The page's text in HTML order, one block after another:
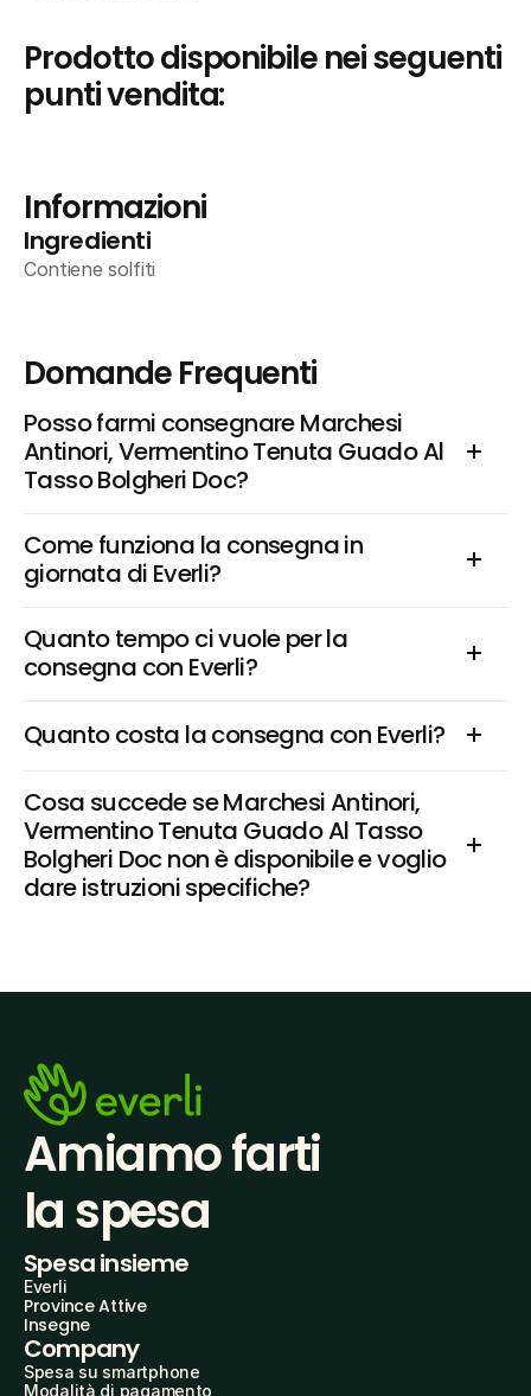
Prodotto disponibile nei seguenti
punti vendita:
Informazioni
Ingredienti
Contiene solfiti
Domande Frequenti
Posso farmi consegnare Marchesi
Antinori, Vermentino Tenuta Guado Al
Tasso Bolgheri Doc?
Come funziona la consegna in
giornata di Everli?
Quanto tempo ci vuole per la
consegna con Everli?
Quanto costa la consegna con Everli?
Cosa succede se Marchesi Antinori,
Vermentino Tenuta Guado Al Tasso
Bolgheri Doc non è disponibile e voglio
dare istruzioni specifiche?
Amiamo farti
la spesa
Spesa insieme
Everli
Province Attive
Insegne
Company
Spesa su smartphone
Modalità di pagamento